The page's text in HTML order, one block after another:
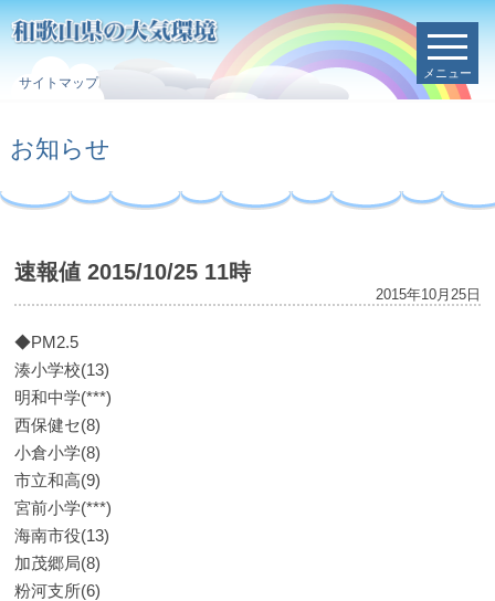
サイトマップ
メニュー
お知らせ
速報値 2015/10/25 11時
2015年10月25日
◆PM2.5
湊小学校(13)
明和中学(***)
西保健セ(8)
小倉小学(8)
市立和高(9)
宮前小学(***)
海南市役(13)
加茂郷局(8)
粉河支所(6)